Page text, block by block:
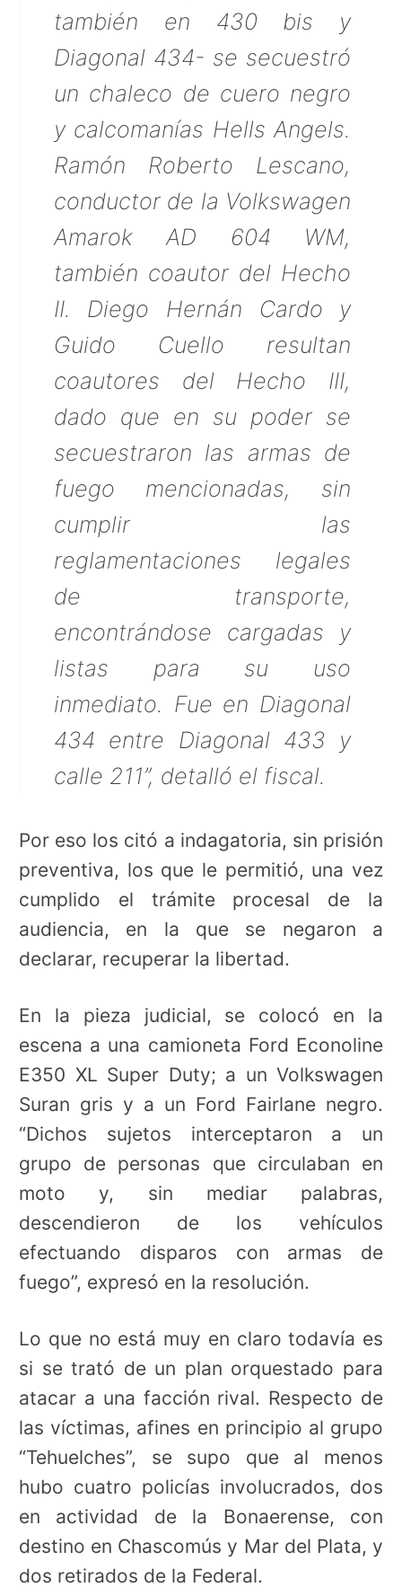
también en 430 bis y
Diagonal 434- se secuestró
un chaleco de cuero negro
y calcomanías Hells Angels.
Ramón Roberto Lescano,
conductor de la Volkswagen
Amarok AD 604 WM,
también coautor del Hecho
II. Diego Hernán Cardo y
Guido Cuello resultan
coautores del Hecho III,
dado que en su poder se
secuestraron las armas de
fuego mencionadas, sin
cumplir las
reglamentaciones legales
de transporte,
encontrándose cargadas y
listas para su uso
inmediato. Fue en Diagonal
434 entre Diagonal 433 y
calle 211”, detalló el fiscal.
Por eso los citó a indagatoria, sin prisión
preventiva, los que le permitió, una vez
cumplido el trámite procesal de la
audiencia, en la que se negaron a
declarar, recuperar la libertad.
En la pieza judicial, se colocó en la
escena a una camioneta Ford Econoline
E350 XL Super Duty; a un Volkswagen
Suran gris y a un Ford Fairlane negro.
“Dichos sujetos interceptaron a un
grupo de personas que circulaban en
moto y, sin mediar palabras,
descendieron de los vehículos
efectuando disparos con armas de
fuego”, expresó en la resolución.
Lo que no está muy en claro todavía es
si se trató de un plan orquestado para
atacar a una facción rival. Respecto de
las víctimas, afines en principio al grupo
“Tehuelches”, se supo que al menos
hubo cuatro policías involucrados, dos
en actividad de la Bonaerense, con
destino en Chascomús y Mar del Plata, y
dos retirados de la Federal.